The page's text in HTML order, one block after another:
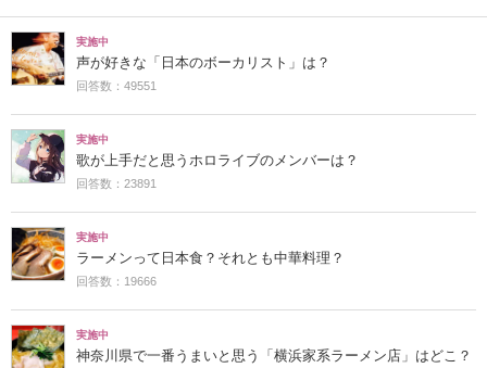
実施中
声が好きな「日本のボーカリスト」は？
回答数：49551
実施中
歌が上手だと思うホロライブのメンバーは？
回答数：23891
実施中
ラーメンって日本食？それとも中華料理？
回答数：19666
実施中
神奈川県で一番うまいと思う「横浜家系ラーメン店」はどこ？